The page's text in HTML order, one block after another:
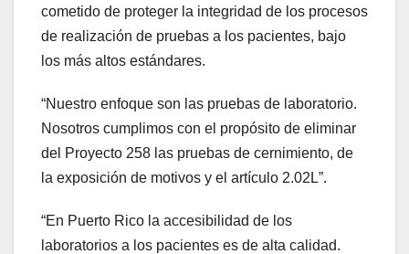
cometido de proteger la integridad de los procesos
de realización de pruebas a los pacientes, bajo
los más altos estándares.
“Nuestro enfoque son las pruebas de laboratorio.
Nosotros cumplimos con el propósito de eliminar
del Proyecto 258 las pruebas de cernimiento, de
la exposición de motivos y el artículo 2.02L”.
“En Puerto Rico la accesibilidad de los
laboratorios a los pacientes es de alta calidad.